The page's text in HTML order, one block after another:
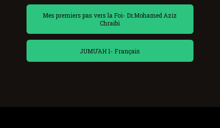
Mes premiers pas vers la Foi- Dr.Mohamed Aziz
Chraibi
JUMU’AH 1- Français